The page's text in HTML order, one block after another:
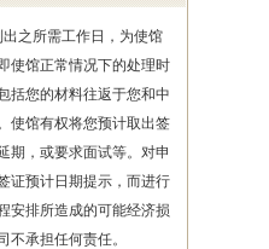
出之所需工作日，为使馆
使馆正常情况下的处理时
括您的材料往返于您和中
使馆有权将您预计取出签
期，或要求面试等。对申
证预计日期提示，而进行
安排所造成的可能经济损
不承担任何责任。